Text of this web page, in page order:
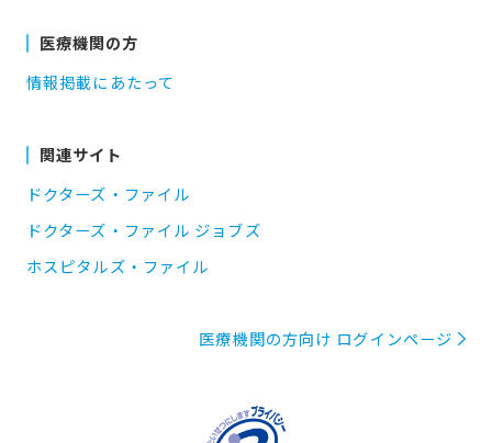
医療機関の方
情報掲載にあたって
関連サイト
ドクターズ・ファイル
ドクターズ・ファイル ジョブズ
ホスピタルズ・ファイル
医療機関の方向け ログインページ